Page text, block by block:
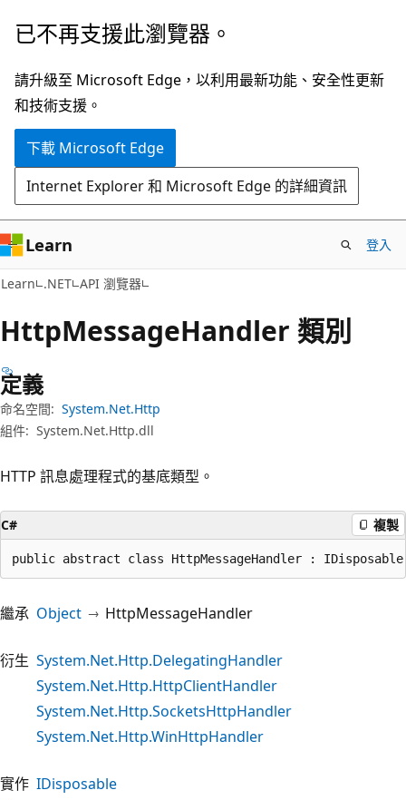
跳
主
要
內
跳
頁
面
內
覽
已不再支援此瀏覽器。
請升級至 Microsoft Edge，以利用最新功能、安全性更新
和技術支援。
下載 Microsoft Edge
Internet Explorer 和 Microsoft Edge 的詳細資訊
Learn 登入
Learn .NET API 瀏覽器
HttpMessageHandler 類別
定義
命名空間: System.Net.Http
組件: System.Net.Http.dll
HTTP 訊息處理程式的基底類型。
C# 複製
public abstract class HttpMessageHandler : IDisposable
繼承 Object HttpMessageHandler
衍生 System.Net.Http.DelegatingHandler
System.Net.Http.HttpClientHandler
System.Net.Http.SocketsHttpHandler
System.Net.Http.WinHttpHandler
實作 IDisposable